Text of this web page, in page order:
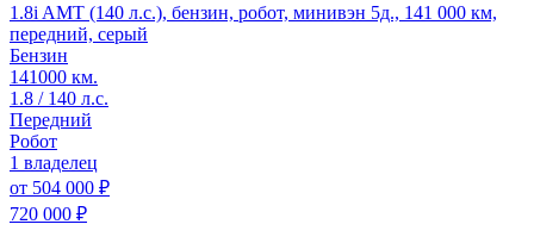
1.8i AMT (140 л.с.), бензин, робот, минивэн 5д., 141 000 км,
передний, серый
Бензин
141000 км.
1.8 / 140 л.с.
Передний
Робот
1 владелец
от 504 000 ₽
720 000 ₽